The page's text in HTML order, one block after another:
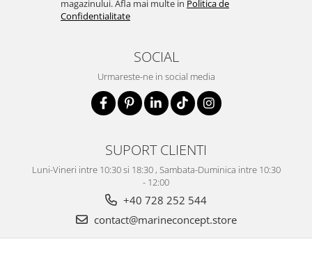
magazinului. Afla mai multe in Politica de
Confidentialitate
SOCIAL
Urmareste-ne in social media
SUPORT CLIENTI
Luni-Vineri intre 10:30 si 18:30 , Sambata-Duminica intre 10:30
- 12:00
+40 728 252 544
contact@marineconcept.store